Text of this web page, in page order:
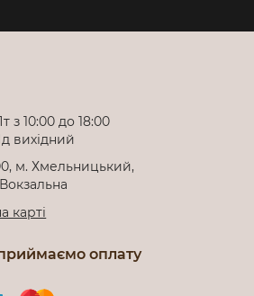
з 10:00 до 18:00
вихідний
м. Хмельницький,
карті
оплату